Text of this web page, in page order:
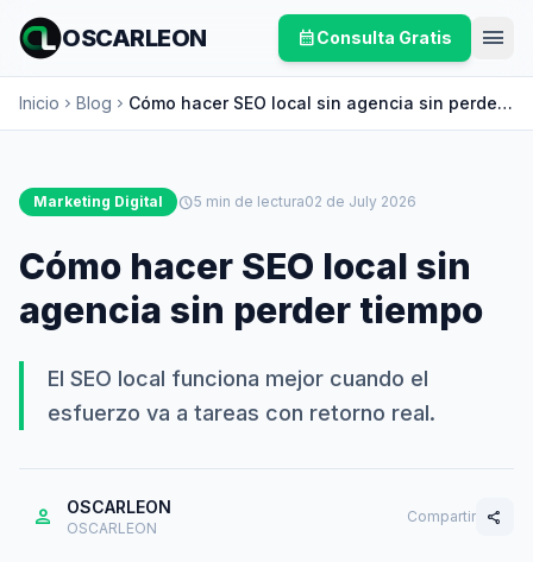
OSCARLEON calendar_monthConsulta Gratis menu
Inicio chevron_right Blog chevron_right Cómo hacer SEO local sin agencia sin perder
tiempo
Marketing Digital schedule5 min de lectura02 de July 2026
Cómo hacer SEO local sin
agencia sin perder tiempo
El SEO local funciona mejor cuando el
esfuerzo va a tareas con retorno real.
person OSCARLEON
OSCARLEON
Compartir share